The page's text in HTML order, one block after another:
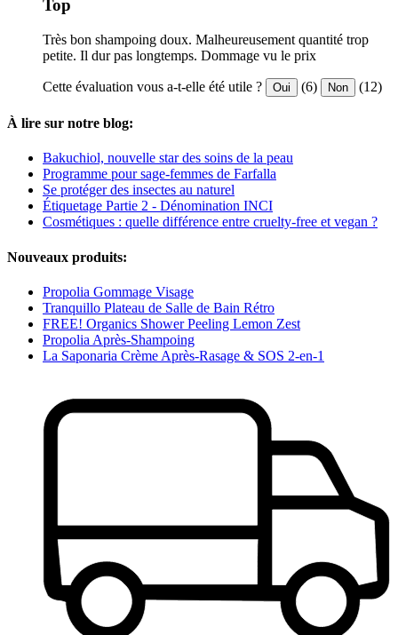
Top
Très bon shampoing doux. Malheureusement quantité trop
petite. Il dur pas longtemps. Dommage vu le prix
Cette évaluation vous a-t-elle été utile ? Oui (6) Non (12)
À lire sur notre blog:
Bakuchiol, nouvelle star des soins de la peau
Programme pour sage-femmes de Farfalla
Se protéger des insectes au naturel
Étiquetage Partie 2 - Dénomination INCI
Cosmétiques : quelle différence entre cruelty-free et vegan ?
Nouveaux produits:
Propolia Gommage Visage
Tranquillo Plateau de Salle de Bain Rétro
FREE! Organics Shower Peeling Lemon Zest
Propolia Après-Shampoing
La Saponaria Crème Après-Rasage & SOS 2-en-1